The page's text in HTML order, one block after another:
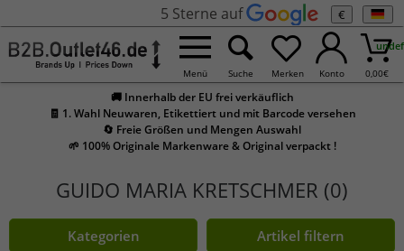
5 Sterne auf €
Menü Suche Merken Konto 0,00€
🚚 Innerhalb der EU frei verkäuflich
🧾 1. Wahl Neuwaren, Etikettiert und mit Barcode versehen
🔄 Freie Größen und Mengen Auswahl
🌱 100% Originale Markenware & Original verpackt !
GUIDO MARIA KRETSCHMER (0)
Kategorien Artikel filtern